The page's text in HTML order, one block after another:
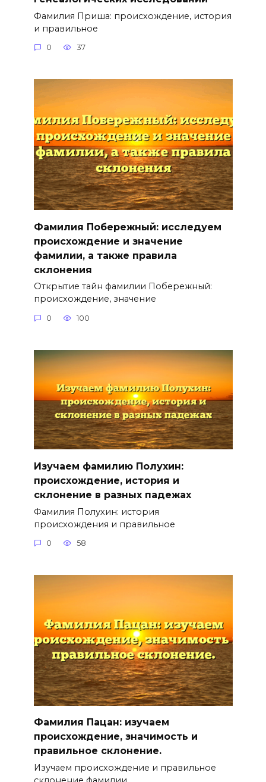
Фамилия Приша: происхождение, история
и правильное
0 37
Фамилия Побережный: исследуем
происхождение и значение
фамилии, а также правила
склонения
Открытие тайн фамилии Побережный:
происхождение, значение
0 100
Изучаем фамилию Полухин:
происхождение, история и
склонение в разных падежах
Фамилия Полухин: история
происхождения и правильное
0 58
Фамилия Пацан: изучаем
происхождение, значимость и
правильное склонение.
Изучаем происхождение и правильное